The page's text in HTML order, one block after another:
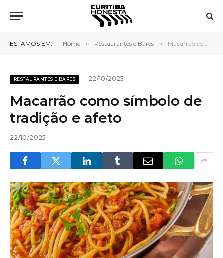
ESTAMOS EM: Home » Restaurantes e Bares » Macarrão como símbolo de tradição e afeto
RESTAURANTES E BARES 22/10/2025
Macarrão como símbolo de
tradição e afeto
22/10/2025